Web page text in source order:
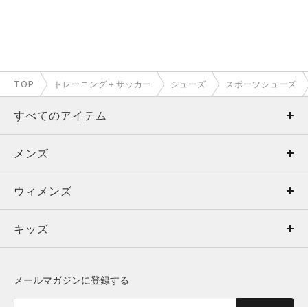
TOP トレーニング＋サッカー シューズ スポーツシューズ
すべてのアイテム
メンズ
ウィメンズ
キッズ
メンズ
トップス
ボトムス
ウィメンズ
トップス
キッズ
メールマガジンに登録する